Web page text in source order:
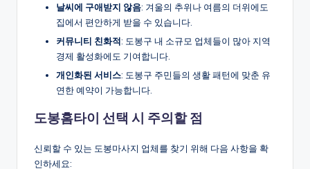
날씨에 구애받지 않음: 겨울의 추위나 여름의 더위에도
집에서 편안하게 받을 수 있습니다.
커뮤니티 친화적: 도봉구 내 소규모 업체들이 많아 지역
경제 활성화에도 기여합니다.
개인화된 서비스: 도봉구 주민들의 생활 패턴에 맞춘 유
연한 예약이 가능합니다.
도봉홈타이 선택 시 주의할 점
신뢰할 수 있는 도봉마사지 업체를 찾기 위해 다음 사항을 확
인하세요: